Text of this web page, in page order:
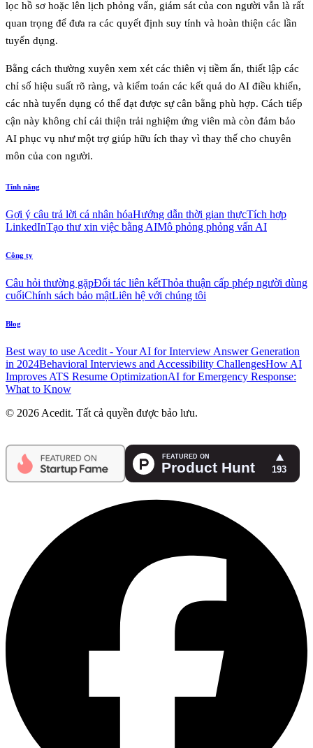
lọc hồ sơ hoặc lên lịch phỏng vấn, giám sát của con người vẫn là rất
quan trọng để đưa ra các quyết định suy tính và hoàn thiện các lần
tuyển dụng.
Bằng cách thường xuyên xem xét các thiên vị tiềm ẩn, thiết lập các
chỉ số hiệu suất rõ ràng, và kiểm toán các kết quả do AI điều khiển,
các nhà tuyển dụng có thể đạt được sự cân bằng phù hợp. Cách tiếp
cận này không chỉ cải thiện trải nghiệm ứng viên mà còn đảm bảo
AI phục vụ như một trợ giúp hữu ích thay vì thay thế cho chuyên
môn của con người.
Tính năng
Gợi ý câu trả lời cá nhân hóaHướng dẫn thời gian thựcTích hợp
LinkedInTạo thư xin việc bằng AIMô phỏng phỏng vấn AI
Công ty
Câu hỏi thường gặpĐối tác liên kếtThỏa thuận cấp phép người dùng
cuốiChính sách bảo mậtLiên hệ với chúng tôi
Blog
Best way to use Acedit - Your AI for Interview Answer Generation
in 2024Behavioral Interviews and Accessibility ChallengesHow AI
Improves ATS Resume OptimizationAI for Emergency Response:
What to Know
© 2026 Acedit. Tất cả quyền được bảo lưu.